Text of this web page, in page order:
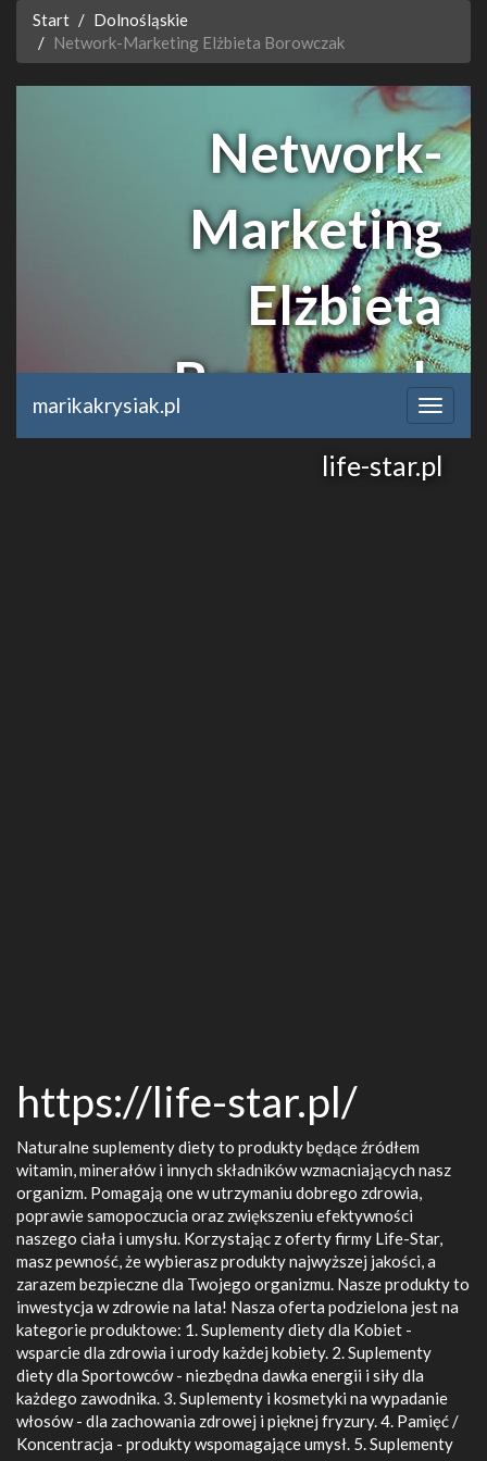
Start
Dolnośląskie
Network-Marketing Elżbieta Borowczak
Network-
Marketing
Elżbieta
Borowczak
life-star.pl
marikakrysiak.pl
https://life-star.pl/
Naturalne suplementy diety to produkty będące źródłem
witamin, minerałów i innych składników wzmacniających nasz
organizm. Pomagają one w utrzymaniu dobrego zdrowia,
poprawie samopoczucia oraz zwiększeniu efektywności
naszego ciała i umysłu. Korzystając z oferty firmy Life-Star,
masz pewność, że wybierasz produkty najwyższej jakości, a
zarazem bezpieczne dla Twojego organizmu. Nasze produkty to
inwestycja w zdrowie na lata! Nasza oferta podzielona jest na
kategorie produktowe: 1. Suplementy diety dla Kobiet -
wsparcie dla zdrowia i urody każdej kobiety. 2. Suplementy
diety dla Sportowców - niezbędna dawka energii i siły dla
każdego zawodnika. 3. Suplementy i kosmetyki na wypadanie
włosów - dla zachowania zdrowej i pięknej fryzury. 4. Pamięć /
Koncentracja - produkty wspomagające umysł. 5. Suplementy